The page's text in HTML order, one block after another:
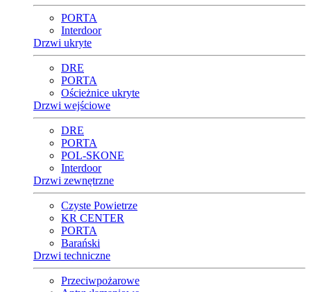
PORTA
Interdoor
Drzwi ukryte
DRE
PORTA
Ościeżnice ukryte
Drzwi wejściowe
DRE
PORTA
POL-SKONE
Interdoor
Drzwi zewnętrzne
Czyste Powietrze
KR CENTER
PORTA
Barański
Drzwi techniczne
Przeciwpożarowe